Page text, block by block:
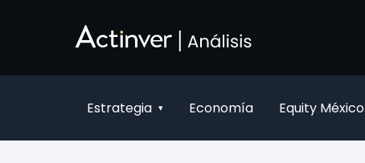
Estrategia ▾ Economía Equity México